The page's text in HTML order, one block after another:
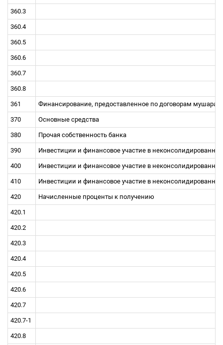
360.3
360.4
360.5
360.6
360.7
360.8
361 Финансирование, предоставленное по договорам
370 Основные средства
380 Прочая собственность банка
390 Инвестиции и финансовое участие в
400 Инвестиции и финансовое участие в
410 Инвестиции и финансовое участие в
420 Начисленные проценты к получению
420.1
420.2
420.3
420.4
420.5
420.6
420.7
420.7-1
420.8